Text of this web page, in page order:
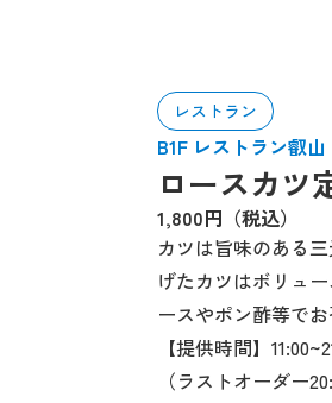
レストラン
B1F レストラン叡山
ロースカツ
1,800円（税込）
カツは旨味のある
げたカツはボリュ
ースやポン酢等で
【提供時間】
（ラストオーダー